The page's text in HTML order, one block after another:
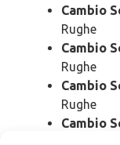
Cambio
Rughe
Cambio
Rughe
Cambio
Rughe
Cambio